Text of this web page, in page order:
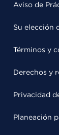
Aviso de
Su elección
Términos y
Derechos y
Privacidad
Planeación